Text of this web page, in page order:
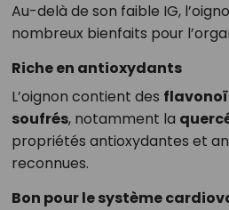
Au-delà de son faible IG,
nombreux bienfaits pour
Riche en antioxydants
L’oignon contient des
soufrés, notamment la
propriétés antioxydantes et
reconnues.
Bon pour le système